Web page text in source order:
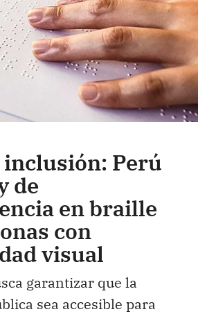
inclusión: Perú
de
en braille
con
visual
garantizar que la
sea accesible para